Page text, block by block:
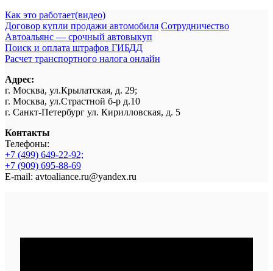
Как это работает(видео)
Договор купли продажи автомобиля Сотрудничество
Автоальянс — срочный автовыкуп
Поиск и оплата штрафов ГИБДД
Расчет транспортного налога онлайн
Адрес:
г. Москва, ул.Крылатская, д. 29;
г. Москва, ул.Страстной б-р д.10
г. Санкт-Петербург ул. Кирилловская, д. 5
Контакты
Телефоны:
+7 (499) 649-22-92;
+7 (909) 695-88-69
E-mail: avtoaliance.ru@yandex.ru